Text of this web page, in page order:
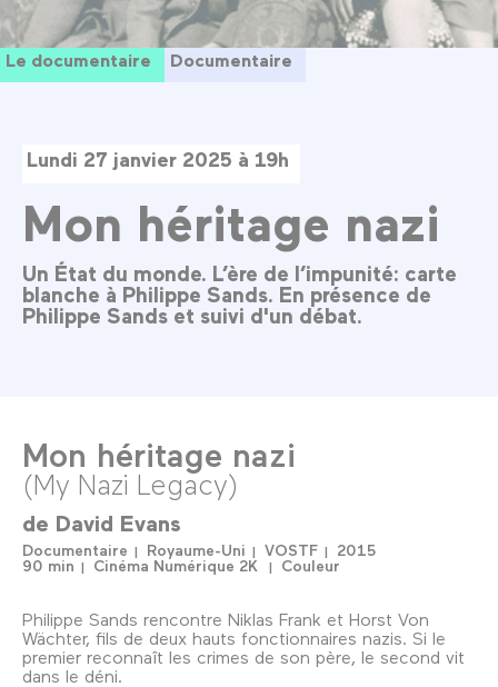
Le documentaire Documentaire
Lundi 27 janvier 2025 à 19h
Mon héritage nazi
Un État du monde. L’ère de l’impunité: carte
blanche à Philippe Sands. En présence de
Philippe Sands et suivi d'un débat.
Mon héritage nazi
(My Nazi Legacy)
de David Evans
Documentaire Royaume-Uni VOSTF
2015
90 min
Cinéma Numérique 2K Couleur
Philippe Sands rencontre Niklas Frank et Horst Von
Wächter, fils de deux hauts fonctionnaires nazis. Si le
premier reconnaît les crimes de son père, le second vit
dans le déni.